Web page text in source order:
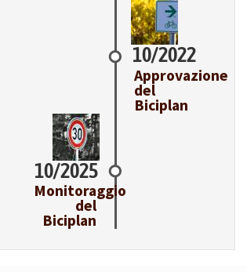
10/2022
Approvazione
del
Biciplan
10/2025
Monitoraggio
del
Biciplan